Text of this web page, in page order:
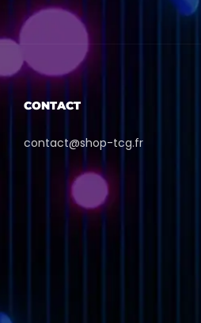
CONTACT
contact@shop-tcg.fr